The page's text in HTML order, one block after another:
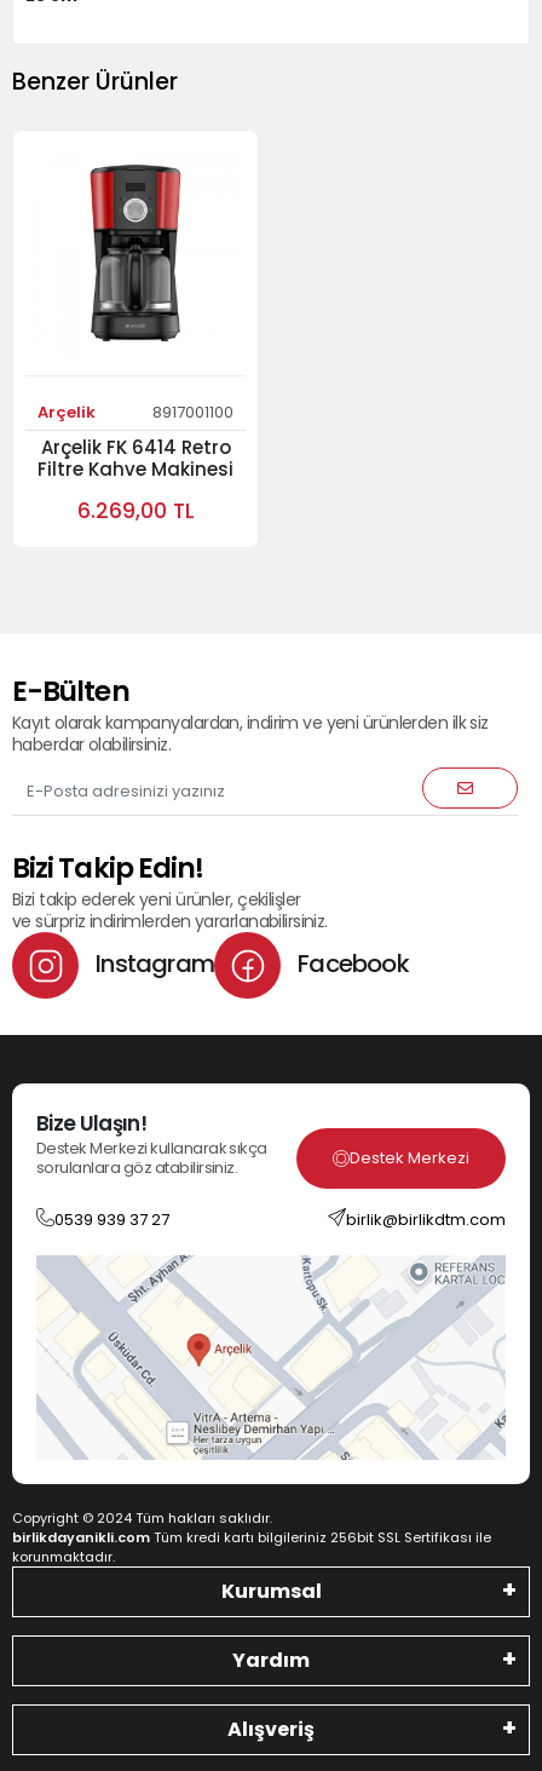
Benzer Ürünler
Arçelik 8917001100
Arçelik FK 6414 Retro
Filtre Kahve Makinesi
6.269,00 TL
E-Bülten
Kayıt olarak kampanyalardan, indirim ve yeni ürünlerden ilk siz
haberdar olabilirsiniz.
Bizi Takip Edin!
Bizi takip ederek yeni ürünler, çekilişler
ve sürpriz indirimlerden yararlanabilirsiniz.
Instagram Facebook
Bize Ulaşın!
Destek Merkezi kullanarak sıkça
sorulanlara göz atabilirsiniz.
Destek Merkezi
0539 939 37 27 birlik@birlikdtm.com
Copyright © 2024 Tüm hakları saklıdır.
birlikdayanikli.comTüm kredi kartı bilgileriniz 256bit SSL Sertifikası ile
korunmaktadır.
Kurumsal
Yardım
Alışveriş